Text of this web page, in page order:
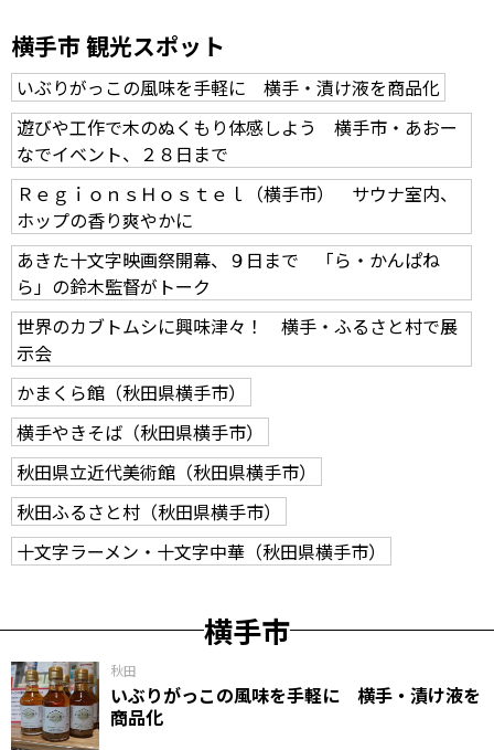
横手市 観光スポット
いぶりがっこの風味を手軽に 横手・漬け液を商品化
遊びや工作で木のぬくもり体感しよう 横手市・あおー
なでイベント、２８日まで
ＲｅｇｉｏｎｓＨｏｓｔｅｌ（横手市） サウナ室内、
ホップの香り爽やかに
あきた十文字映画祭開幕、９日まで 「ら・かんぱね
ら」の鈴木監督がトーク
世界のカブトムシに興味津々！ 横手・ふるさと村で展
示会
かまくら館（秋田県横手市）
横手やきそば（秋田県横手市）
秋田県立近代美術館（秋田県横手市）
秋田ふるさと村（秋田県横手市）
十文字ラーメン・十文字中華（秋田県横手市）
横手市
秋田
いぶりがっこの風味を手軽に 横手・漬け液を
商品化